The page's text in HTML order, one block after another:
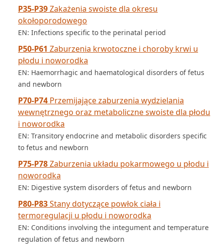
P35-P39Zakażenia swoiste dla okresu
okołoporodowego
EN: Infections specific to the perinatal period
P50-P61 Zaburzenia krwotoczne i choroby krwi u
płodu i noworodka
EN: Haemorrhagic and haematological disorders of fetus
and newborn
P70-P74 Przemijające zaburzenia wydzielania
wewnętrznego oraz metaboliczne swoiste dla płodu
i noworodka
EN: Transitory endocrine and metabolic disorders specific
to fetus and newborn
P75-P78Zaburzenia układu pokarmowego u płodu i
noworodka
EN: Digestive system disorders of fetus and newborn
P80-P83Stany dotyczące powłok ciała i
termoregulacji u płodu i noworodka
EN: Conditions involving the integument and temperature
regulation of fetus and newborn